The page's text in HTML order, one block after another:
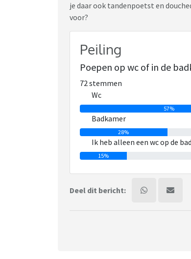
je daar ook tandenpoetst en
voor?
Peiling
Poepen op wc of in de
72 stemmen
Wc
57%
Badkamer
28%
Ik heb alleen een wc op de
15%
Deel dit bericht: